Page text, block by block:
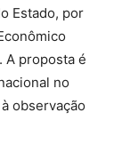
Estado, por
A proposta é
no
observação